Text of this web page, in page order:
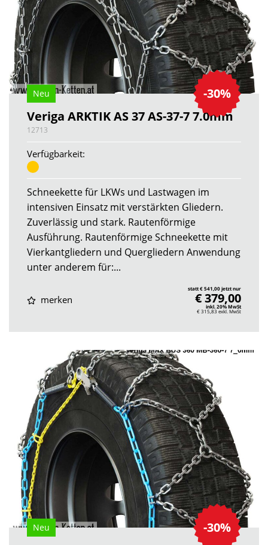
-30%
Neu
Veriga ARKTIK AS 37 AS-37-7 7.0mm
12713
Verfügbarkeit:
Schneekette für LKWs und Lastwagen im
intensiven Einsatz mit verstärkten Gliedern.
Zuverlässig und stark. Rautenförmige
Ausführung. Rautenförmige Schneekette mit
Vierkantgliedern und Quergliedern Anwendung
unter anderem für:...
merken
statt € 541,00 jetzt nur
€ 379,00
inkl. 20% MwSt
€ 315,83 exkl. MwSt
-30%
Neu